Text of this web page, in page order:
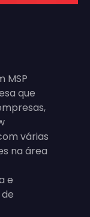
MSP
que
várias
na área
e